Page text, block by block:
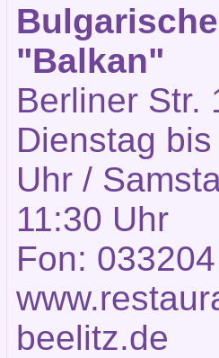
"Balkan"
Berliner Str.
Dienstag
Uhr /
11:30 Uhr
Fon:
beelitz.de